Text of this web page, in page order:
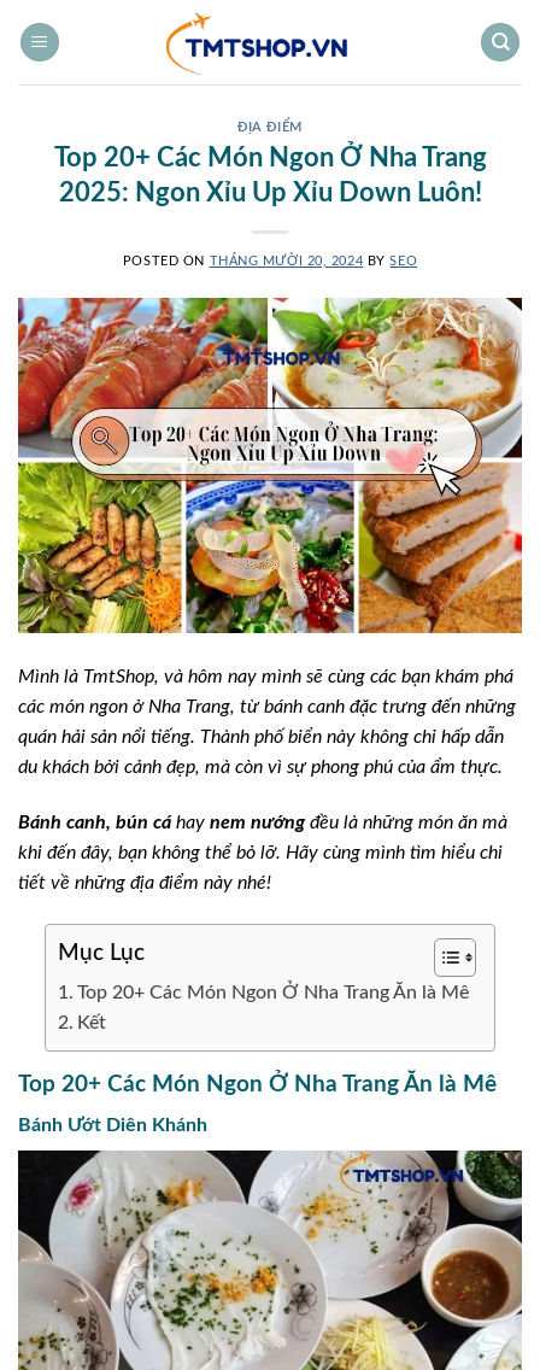
qua
ĐỊA ĐIỂM
Top 20+ Các Món Ngon Ở Nha Trang
2025: Ngon Xỉu Up Xỉu Down Luôn!
POSTED ON THÁNG MƯỜI 20, 2024 BYSEO
Mình là TmtShop, và hôm nay mình sẽ cùng các bạn khám phá
các món ngon ở Nha Trang, từ bánh canh đặc trưng đến những
quán hải sản nổi tiếng. Thành phố biển này không chỉ hấp dẫn
du khách bởi cảnh đẹp, mà còn vì sự phong phú của ẩm thực.
Bánh canh, bún cáhay nem nướngđều là những món ăn mà
khi đến đây, bạn không thể bỏ lỡ. Hãy cùng mình tìm hiểu chi
tiết về những địa điểm này nhé!
Mục Lục
Top 20+ Các Món Ngon Ở Nha Trang Ăn là Mê
Kết
Top 20+ Các Món Ngon Ở Nha Trang Ăn là Mê
Bánh Ướt Diên Khánh